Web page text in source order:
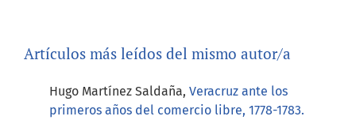
Artículos más leídos del mismo autor/a
Hugo Martínez Saldaña, Veracruz ante los
primeros años del comercio libre, 1778-1783.